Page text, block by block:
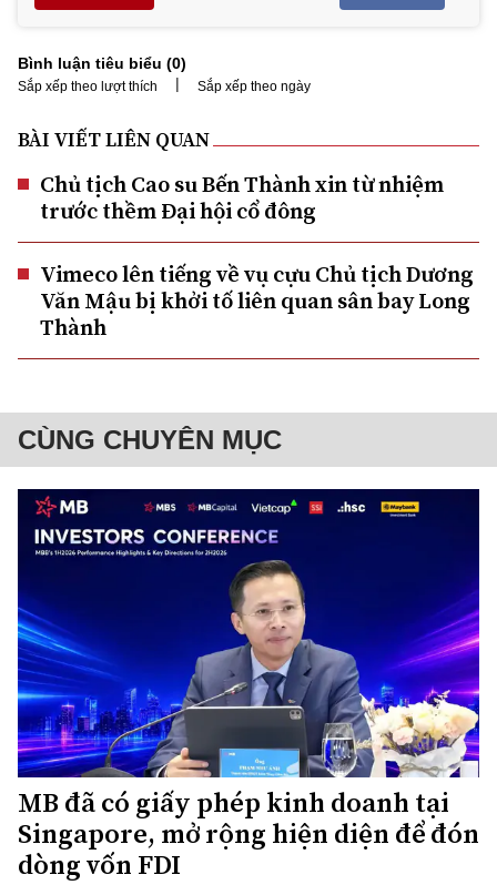
Bình luận tiêu biểu (0)
Sắp xếp theo lượt thích | Sắp xếp theo ngày
BÀI VIẾT LIÊN QUAN
Chủ tịch Cao su Bến Thành xin từ nhiệm
trước thềm Đại hội cổ đông
Vimeco lên tiếng về vụ cựu Chủ tịch Dương
Văn Mậu bị khởi tố liên quan sân bay Long
Thành
CÙNG CHUYÊN MỤC
MB đã có giấy phép kinh doanh tại
Singapore, mở rộng hiện diện để đón
dòng vốn FDI